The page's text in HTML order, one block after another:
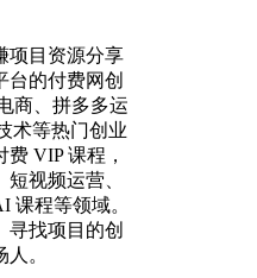
项目资源分享
台的付费网创
商、拼多多运
术等热门创业
VIP 课程，
视频运营、
课程等领域。
寻找项目的创
。